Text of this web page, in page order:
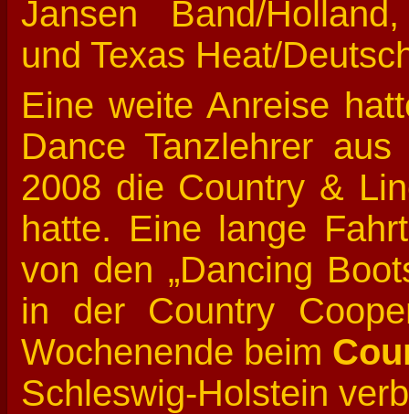
Jansen Band/
und Texas Heat/
Eine weite Anreise
Dance Tanzlehrer
2008 die Country &
hatte. Eine lange
von den „Dancing
in der Country
Wochenende beim
Schleswig-Holstein